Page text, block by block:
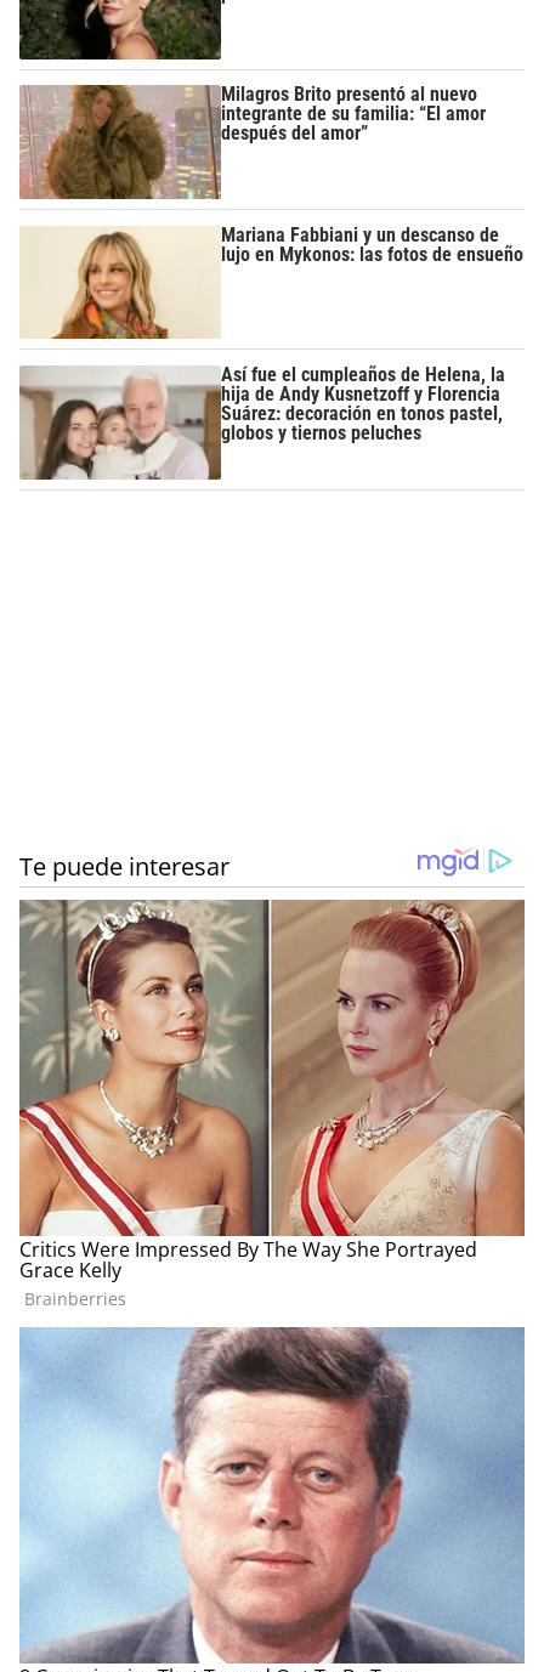
Milagros Brito presentó al nuevo
integrante de su familia: “El amor
después del amor”
Mariana Fabbiani y un descanso de
lujo en Mykonos: las fotos de ensueño
Así fue el cumpleaños de Helena, la
hija de Andy Kusnetzoff y Florencia
Suárez: decoración en tonos pastel,
globos y tiernos peluches